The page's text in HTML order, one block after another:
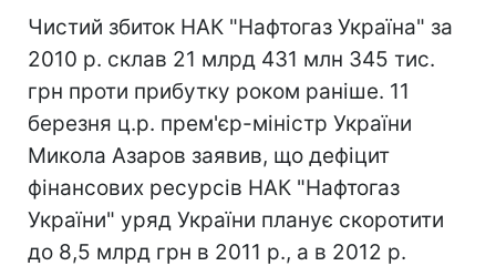
Чистий збиток НАК "Нафтогаз Україна" за
2010 р. склав 21 млрд 431 млн 345 тис.
грн проти прибутку роком раніше. 11
березня ц.р. прем'єр-міністр України
Микола Азаров заявив, що дефіцит
фінансових ресурсів НАК "Нафтогаз
України" уряд України планує скоротити
до 8,5 млрд грн в 2011 р., а в 2012 р.